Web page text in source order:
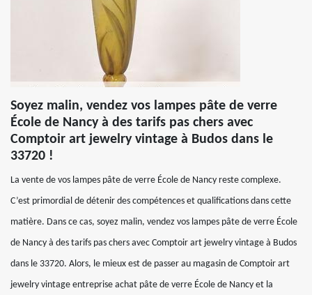
Soyez malin, vendez vos lampes pâte de verre
École de Nancy à des tarifs pas chers avec
Comptoir art jewelry vintage à Budos dans le
33720 !
La vente de vos lampes pâte de verre École de Nancy reste complexe.
C’est primordial de détenir des compétences et qualifications dans cette
matière. Dans ce cas, soyez malin, vendez vos lampes pâte de verre École
de Nancy à des tarifs pas chers avec Comptoir art jewelry vintage à Budos
dans le 33720. Alors, le mieux est de passer au magasin de Comptoir art
jewelry vintage entreprise achat pâte de verre École de Nancy et la